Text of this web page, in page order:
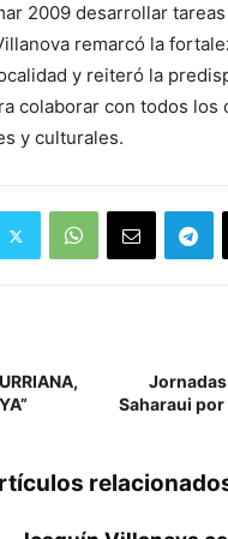
2009 desarrollar
remarcó la
y reiteró la
colaborar con todos los
y culturales.
Saharaui